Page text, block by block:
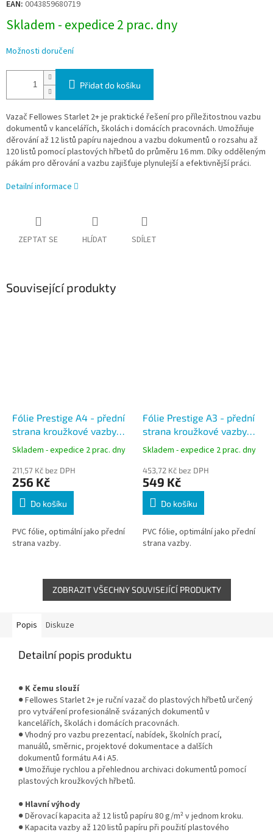
EAN: 0043859680719
Skladem - expedice 2 prac. dny
Možnosti doručení
Přidat do košíku
Vazač Fellowes Starlet 2+ je praktické řešení pro příležitostnou vazbu
dokumentů v kancelářích, školách i domácích pracovnách. Umožňuje
děrování až 12 listů papíru najednou a vazbu dokumentů o rozsahu až
120 listů pomocí plastových hřbetů do průměru 16 mm. Díky odděleným
pákám pro děrování a vazbu zajišťuje plynulejší a efektivnější práci.
Detailní informace
ZEPTAT SE HLÍDAT SDÍLET
Související produkty
Fólie Prestige A4 - přední
strana kroužkové vazby
200 mic čirá
Skladem - expedice 2 prac. dny
211,57 Kč bez DPH
256 Kč
Do košíku
PVC fólie, optimální jako přední
strana vazby.
Fólie Prestige A3 - přední
strana kroužkové vazby
200 mic čirá
Skladem - expedice 2 prac. dny
453,72 Kč bez DPH
549 Kč
Do košíku
PVC fólie, optimální jako přední
strana vazby.
ZOBRAZIT VŠECHNY SOUVISEJÍCÍ PRODUKTY
Popis Diskuze
Detailní popis produktu
● K čemu slouží
● Fellowes Starlet 2+ je ruční vazač do plastových hřbetů určený
pro vytváření profesionálně svázaných dokumentů v
kancelářích, školách i domácích pracovnách.
● Vhodný pro vazbu prezentací, nabídek, školních prací,
manuálů, směrnic, projektové dokumentace a dalších
dokumentů formátu A4 i A5.
● Umožňuje rychlou a přehlednou archivaci dokumentů pomocí
plastových kroužkových hřbetů.
● Hlavní výhody
● Děrovací kapacita až 12 listů papíru 80 g/m² v jednom kroku.
● Kapacita vazby až 120 listů papíru při použití plastového